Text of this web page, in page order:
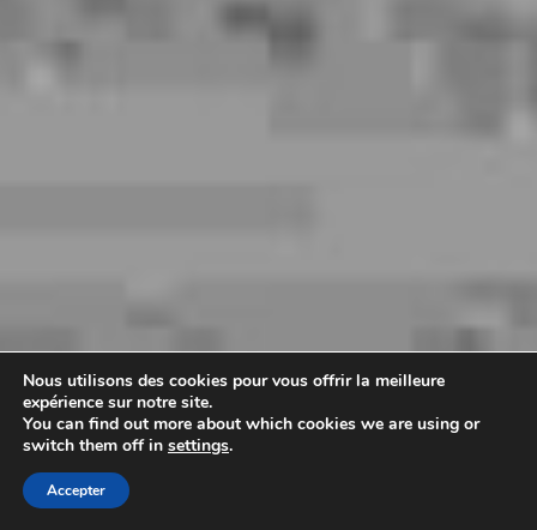
Nous utilisons des cookies pour vous offrir la meilleure
expérience sur notre site.
You can find out more about which cookies we are using or
switch them off in settings.
Accepter